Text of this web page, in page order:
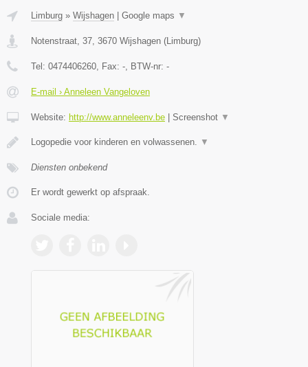
Limburg » Wijshagen Google maps ▼
Notenstraat, 37, 3670 Wijshagen (Limburg)
Tel: 0474406260, Fax: -, BTW-nr: -
E-mail › Anneleen Vangeloven
Website: http://www.anneleenv.be Screenshot ▼
Logopedie voor kinderen en volwassenen. ▼
Diensten onbekend
Er wordt gewerkt op afspraak.
Sociale media: